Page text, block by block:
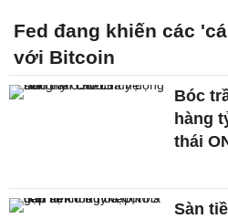
Fed đang khiến các
với Bitcoin
Bóc
hàng
thái
Sàn